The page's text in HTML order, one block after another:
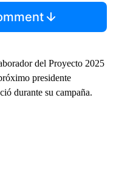
del Proyecto 2025
presidente
durante su campaña.